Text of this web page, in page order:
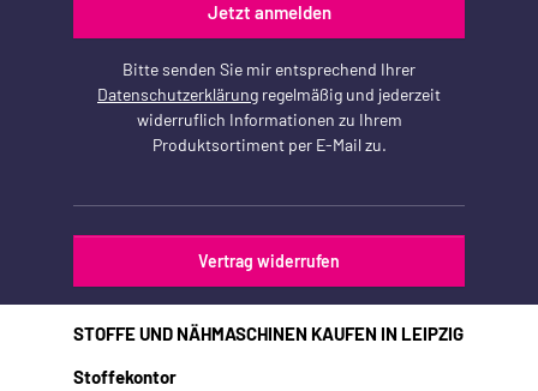
Jetzt anmelden
Bitte senden Sie mir entsprechend Ihrer
Datenschutzerklärung regelmäßig und jederzeit
widerruflich Informationen zu Ihrem
Produktsortiment per E-Mail zu.
Vertrag widerrufen
STOFFE UND NÄHMASCHINEN KAUFEN IN LEIPZIG
Stoffekontor